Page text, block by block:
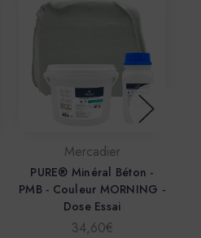
Mercadier
PURE® Minéral Béton -
PMB - Couleur MORNING -
Dose Essai
34,60€